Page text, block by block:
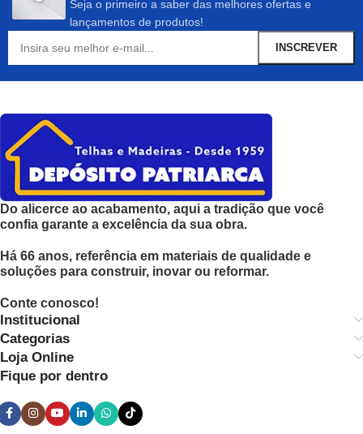
Seja o primeiro a saber das melhores ofertas e
lançamentos de produtos!
Do alicerce ao acabamento, aqui a tradição que você
confia garante a excelência da sua obra.
Há 66 anos, referência em materiais de qualidade e
soluções para construir, inovar ou reformar.
Conte conosco!
Institucional
Categorias
Loja Online
Fique por dentro